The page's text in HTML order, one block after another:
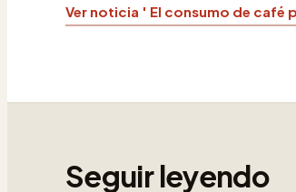
Ver noticia ' El consumo de café
Seguir leyendo